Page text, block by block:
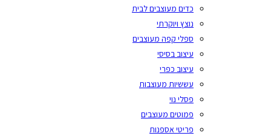
כדים מעוצבים לבית
נוצץ ויוקרתי
ספלי קפה מעוצבים
עיצוב בסיסי
עיצוב כפרי
עששיות מעוצבות
פסלי נוי
פמוטים מעוצבים
פריטי אספנות